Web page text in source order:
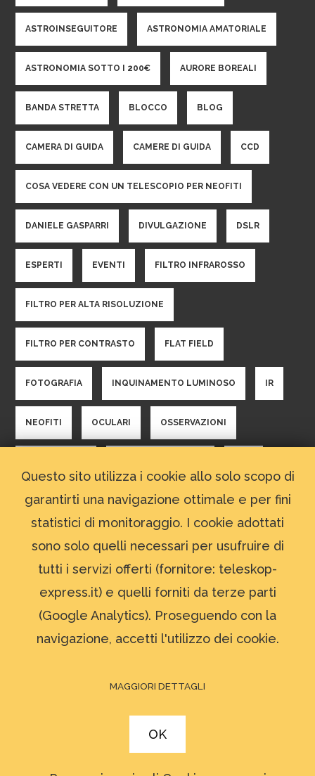
ASTROINSEGUITORE ASTRONOMIA AMATORIALE
ASTRONOMIA SOTTO I 200€ AURORE BOREALI
BANDA STRETTA BLOCCO BLOG
CAMERA DI GUIDA CAMERE DI GUIDA CCD
COSA VEDERE CON UN TELESCOPIO PER NEOFITI
DANIELE GASPARRI DIVULGAZIONE DSLR
ESPERTI EVENTI FILTRO INFRAROSSO
FILTRO PER ALTA RISOLUZIONE
FILTRO PER CONTRASTO FLAT FIELD
FOTOGRAFIA INQUINAMENTO LUMINOSO IR
NEOFITI OCULARI OSSERVAZIONI
QHY9 QUADRUPLETTO REFLEX
RIDURRE LA TURBOLENZA SETUP ECONOMICI
STAR ADVENTURER TECNICA TELESCOPI
Questo sito utilizza i cookie allo solo scopo di
garantirti una navigazione ottimale e per fini
statistici di monitoraggio. I cookie adottati
sono solo quelli necessari per usufruire di
tutti i servizi offerti (fornitore: teleskop-
express.it) e quelli forniti da terze parti
(Google Analytics). Proseguendo con la
navigazione, accetti l'utilizzo dei cookie.
MAGGIORI DETTAGLI
OK